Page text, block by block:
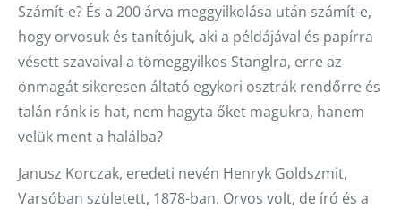
Számít-e? És a 200 árva meggyilkolása után számít-e,
hogy orvosuk és tanítójuk, aki a példájával és papírra
vésett szavaival a tömeggyilkos Stanglra, erre az
önmagát sikeresen áltató egykori osztrák rendőrre és
talán ránk is hat, nem hagyta őket magukra, hanem
velük ment a halálba?
Janusz Korczak, eredeti nevén Henryk Goldszmit,
Varsóban született, 1878-ban. Orvos volt, de író és a